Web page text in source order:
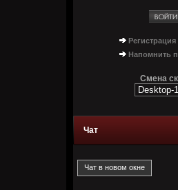
Регистрация
Напомнить
Смена
Чат